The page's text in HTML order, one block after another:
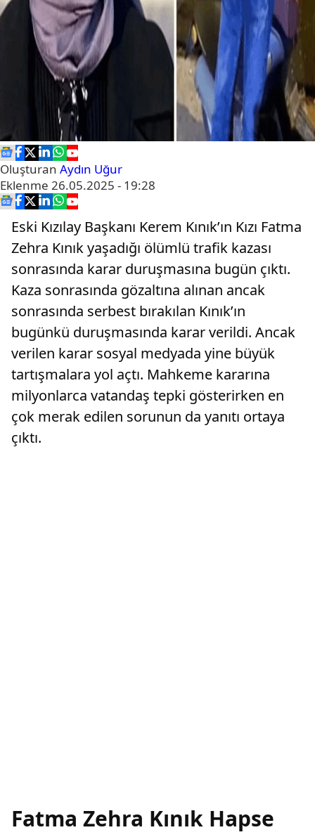
Oluşturan Aydın Uğur
Eklenme 26.05.2025 - 19:28
Eski Kızılay Başkanı Kerem Kınık’ın Kızı Fatma
Zehra Kınık yaşadığı ölümlü trafik kazası
sonrasında karar duruşmasına bugün çıktı.
Kaza sonrasında gözaltına alınan ancak
sonrasında serbest bırakılan Kınık’ın
bugünkü duruşmasında karar verildi. Ancak
verilen karar sosyal medyada yine büyük
tartışmalara yol açtı. Mahkeme kararına
milyonlarca vatandaş tepki gösterirken en
çok merak edilen sorunun da yanıtı ortaya
çıktı.
Fatma Zehra Kınık Hapse